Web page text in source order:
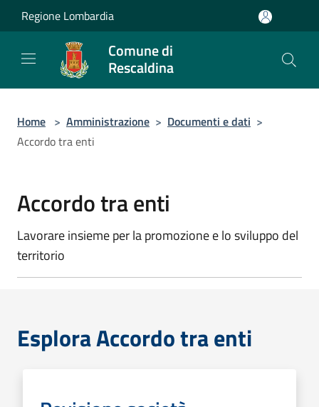
Salta al contenuto principale
Regione Lombardia
Comune di
Rescaldina
Home > Amministrazione > Documenti e dati >
Accordo tra enti
Accordo tra enti
Lavorare insieme per la promozione e lo sviluppo del
territorio
Esplora Accordo tra enti